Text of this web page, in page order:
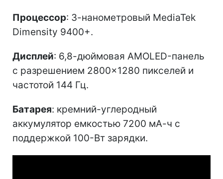
Процессор: 3-нанометровый MediaTek
Dimensity 9400+.
Дисплей: 6,8-дюймовая AMOLED-панель
с разрешением 2800×1280 пикселей и
частотой 144 Гц.
Батарея: кремний-углеродный
аккумулятор емкостью 7200 мА-ч с
поддержкой 100-Вт зарядки.